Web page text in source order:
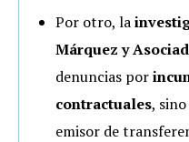
Por otro, la
Márquez y
denuncias por
contractuales,
emisor de